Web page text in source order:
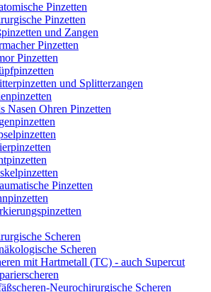
Pinzetten
Pinzetten
und Zangen
Pinzetten
Pinzetten
und Splitterzangen
Nasen Ohren Pinzetten
Pinzetten
Scheren
Scheren
mit Hartmetall (TC) - auch Supercut
Neurochirurgische Scheren